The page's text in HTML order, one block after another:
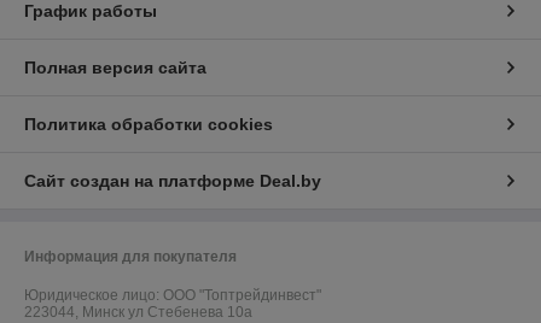
График работы
Полная версия сайта
Политика обработки cookies
Сайт создан на платформе Deal.by
Информация для покупателя
Юридическое лицо: ООО "Топтрейдинвест"
223044, Минск ул Стебенева 10а